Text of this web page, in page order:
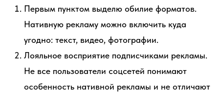
Первым пунктом выделю обилие форматов.
Нативную рекламу можно включить куда
угодно: текст, видео, фотографии.
Лояльное восприятие подписчиками рекламы.
Не все пользователи соцсетей понимают
особенность нативной рекламы и не отличают